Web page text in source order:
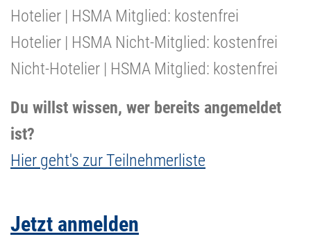
Hotelier | HSMA Mitglied: kostenfrei
Hotelier | HSMA Nicht-Mitglied: kostenfrei
Nicht-Hotelier | HSMA Mitglied: kostenfrei
Du willst wissen, wer bereits angemeldet
ist?
Hier geht's zur Teilnehmerliste
Jetzt anmelden